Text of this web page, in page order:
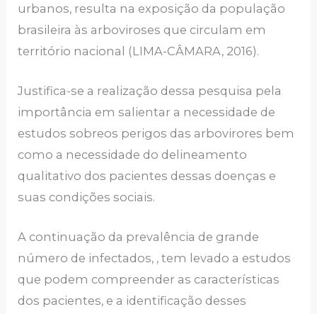
urbanos, resulta na exposição da população
brasileira às arboviroses que circulam em
território nacional (LIMA-CÂMARA, 2016).
Justifica-se a realização dessa pesquisa pela
importância em salientar a necessidade de
estudos sobreos perigos das arbovirores bem
como a necessidade do delineamento
qualitativo dos pacientes dessas doenças e
suas condições sociais.
A continuação da prevalência de grande
número de infectados, , tem levado a estudos
que podem compreender as características
dos pacientes, e a identificação desses